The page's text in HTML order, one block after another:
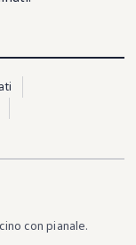
con pianale.